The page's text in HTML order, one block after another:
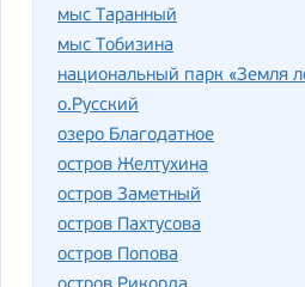
мыс Таранный
мыс Тобизина
национальный парк «Земля
о.Русский
озеро Благодатное
остров Желтухина
остров Заметный
остров Пахтусова
остров Попова